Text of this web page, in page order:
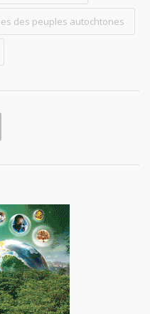
des peuples autochtones